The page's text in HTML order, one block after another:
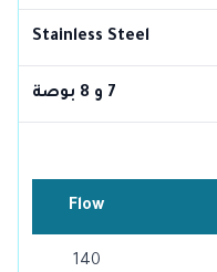
Stainless Steel
7 و 8 بوصة
Flow
140